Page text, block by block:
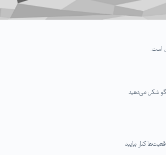
است:
شکل می‌دهید
کنار بیایید